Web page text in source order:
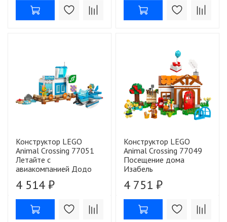
Конструктор LEGO
Animal Crossing 77051
Летайте с
авиакомпанией Додо
4 514 ₽
Конструктор LEGO
Animal Crossing 77049
Посещение дома
Изабель
4 751 ₽